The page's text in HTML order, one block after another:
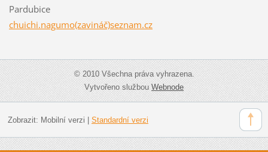
Pardubice
chuichi.nagumo(zavináč)seznam.cz
© 2010 Všechna práva vyhrazena.
Vytvořeno službouWebnode
Zobrazit: Mobilní verzi Standardní verzi